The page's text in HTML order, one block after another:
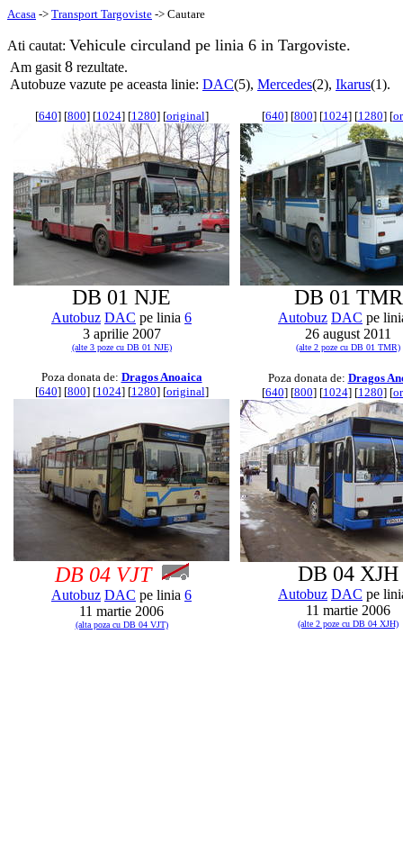
Acasa -> Transport Targoviste -> Cautare
Ati cautat: Vehicule circuland pe linia 6 in Targoviste.
Am gasit 8 rezultate.
Autobuze vazute pe aceasta linie: DAC(5), Mercedes(2), Ikarus(1).
[640] [800] [1024] [1280] [original]
DB 01 NJE
Autobuz DAC pe linia 6
3 aprilie 2007
(alte 3 poze cu DB 01 NJE)
[640] [800] [1024] [1280] [
DB 01 TMR
Autobuz DAC pe
26 august 2011
(alte 2 poze cu DB 01 TMR)
Poza donata de: Dragos Anoaica
[640] [800] [1024] [1280] [original]
DB 04 VJT
Autobuz DAC pe linia 6
11 martie 2006
(alta poza cu DB 04 VJT)
Poza donata de: Dragos
[640] [800] [1024] [1280] [
DB 04 XJH
Autobuz DAC pe
11 martie 2006
(alte 2 poze cu DB 04 XJH)